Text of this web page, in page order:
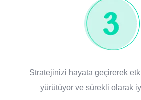
Stratejinizi hayata geçirerek
yürütüyor ve sürekli olarak